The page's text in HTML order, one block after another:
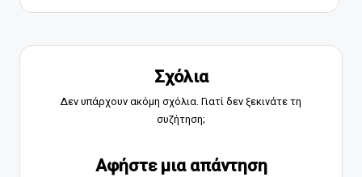
Σχόλια
Δεν υπάρχουν ακόμη σχόλια. Γιατί δεν ξεκινάτε τη
συζήτηση;
Αφήστε μια απάντηση